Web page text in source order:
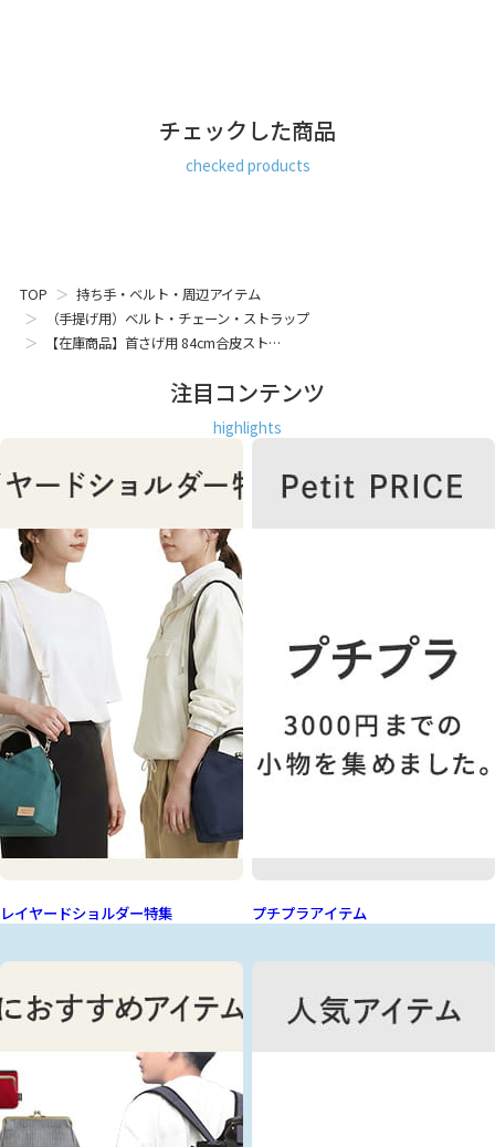
チェックした商品
checked products
TOP
持ち手・ベルト・周辺アイテム
（手提げ用）ベルト・チェーン・ストラップ
【在庫商品】首さげ用 84cm合皮スト…
注目コンテンツ
highlights
レイヤードショルダー特集 プチプラアイテム